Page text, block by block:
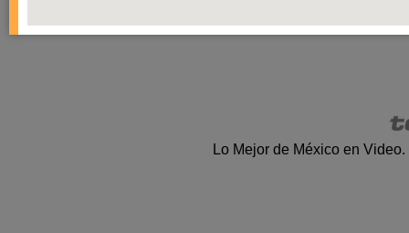
Lo Mejor de México en